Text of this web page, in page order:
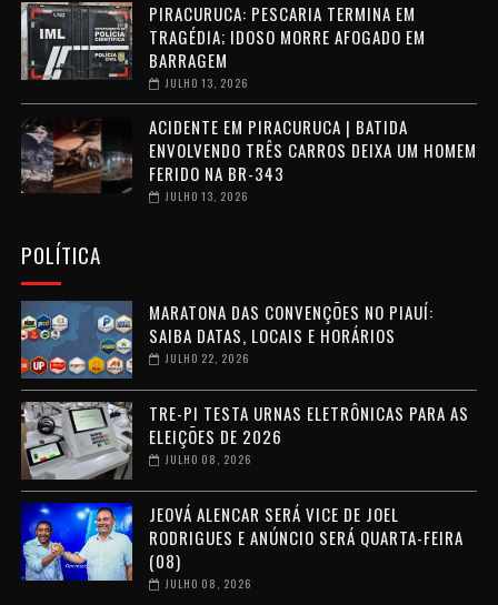
PIRACURUCA: PESCARIA TERMINA EM
TRAGÉDIA; IDOSO MORRE AFOGADO EM
BARRAGEM
JULHO 13, 2026
ACIDENTE EM PIRACURUCA | BATIDA
ENVOLVENDO TRÊS CARROS DEIXA UM HOMEM
FERIDO NA BR-343
JULHO 13, 2026
POLÍTICA
MARATONA DAS CONVENÇÕES NO PIAUÍ:
SAIBA DATAS, LOCAIS E HORÁRIOS
JULHO 22, 2026
TRE-PI TESTA URNAS ELETRÔNICAS PARA AS
ELEIÇÕES DE 2026
JULHO 08, 2026
JEOVÁ ALENCAR SERÁ VICE DE JOEL
RODRIGUES E ANÚNCIO SERÁ QUARTA-FEIRA
(08)
JULHO 08, 2026